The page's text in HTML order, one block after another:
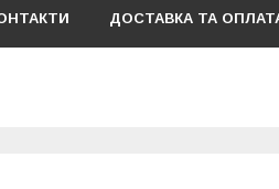
ДОСТАВКА ТА